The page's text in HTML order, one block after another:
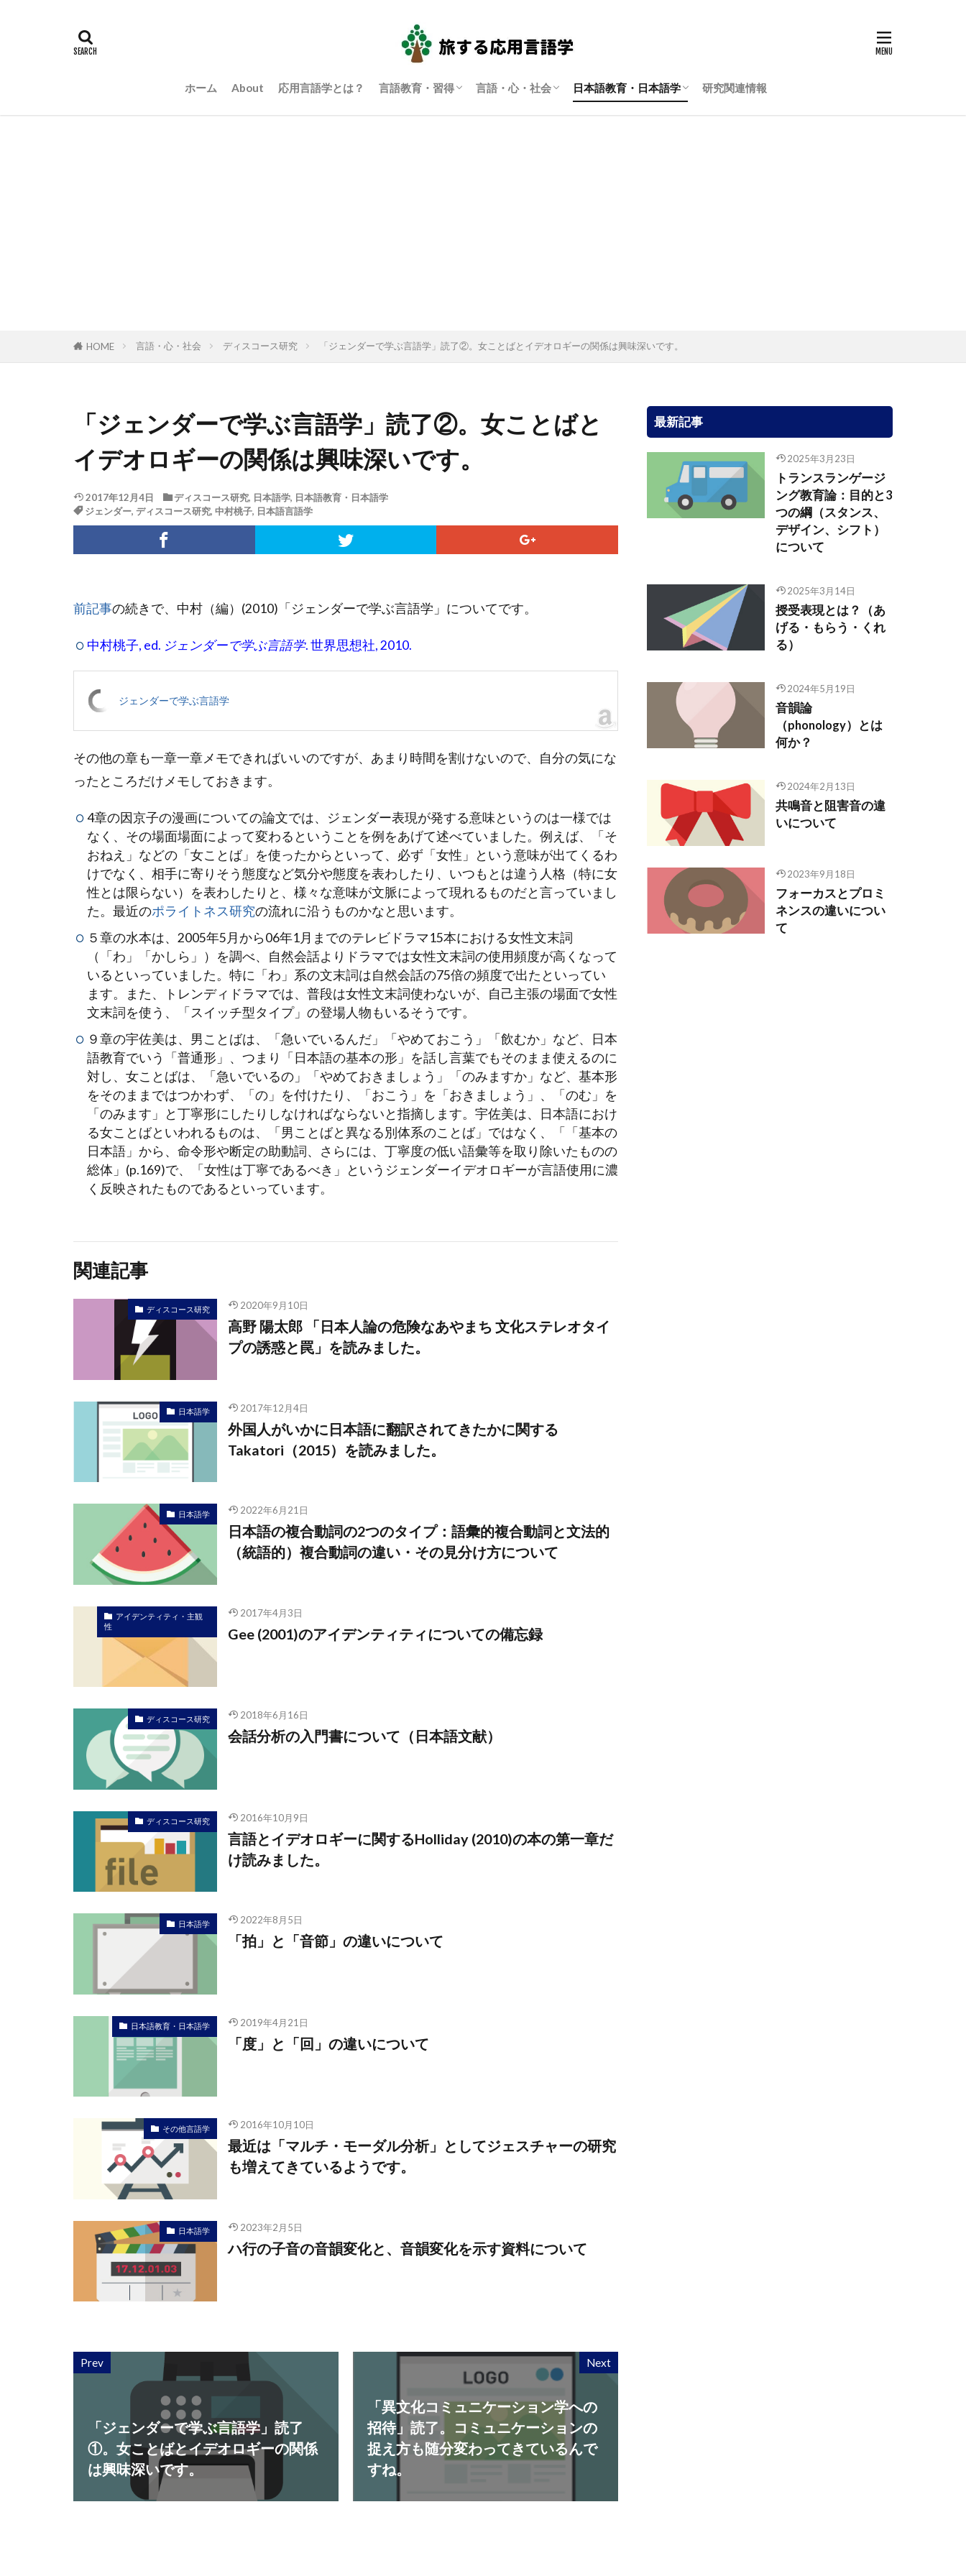
ホーム About 応用言語学とは？ 言語教育・習得 言語・心・社会 日本語教育・日本語学 研究関連情報
HOME 言語・心・社会 ディスコース研究 「ジェンダーで学ぶ言語学」読了②。女ことばとイデオロギーの関係は興味深いです。
「ジェンダーで学ぶ言語学」読了②。女ことばと
イデオロギーの関係は興味深いです。
2017年12月4日 ディスコース研究, 日本語学, 日本語教育・日本語学
ジェンダー, ディスコース研究, 中村桃子, 日本語言語学
前記事の続きで、中村（編）(2010)「ジェンダーで学ぶ言語学」についてです。
中村桃子, ed. ジェンダーで学ぶ言語学. 世界思想社, 2010.
ジェンダーで学ぶ言語学
その他の章も一章一章メモできればいいのですが、あまり時間を割けないので、自分の気にな
ったところだけメモしておきます。
4章の因京子の漫画についての論文では、ジェンダー表現が発する意味というのは一様では
なく、その場面場面によって変わるということを例をあげて述べていました。例えば、「そ
おねえ」などの「女ことば」を使ったからといって、必ず「女性」という意味が出てくるわ
けでなく、相手に寄りそう態度など気分や態度を表わしたり、いつもとは違う人格（特に女
性とは限らない）を表わしたりと、様々な意味が文脈によって現れるものだと言っていまし
た。最近のポライトネス研究の流れに沿うものかなと思います。
５章の水本は、2005年5月から06年1月までのテレビドラマ15本における女性文末詞
（「わ」「かしら」）を調べ、自然会話よりドラマでは女性文末詞の使用頻度が高くなって
いるといっていました。特に「わ」系の文末詞は自然会話の75倍の頻度で出たといってい
ます。また、トレンディドラマでは、普段は女性文末詞使わないが、自己主張の場面で女性
文末詞を使う、「スイッチ型タイプ」の登場人物もいるそうです。
９章の宇佐美は、男ことばは、「急いでいるんだ」「やめておこう」「飲むか」など、日本
語教育でいう「普通形」、つまり「日本語の基本の形」を話し言葉でもそのまま使えるのに
対し、女ことばは、「急いでいるの」「やめておきましょう」「のみますか」など、基本形
をそのままではつかわず、「の」を付けたり、「おこう」を「おきましょう」、「のむ」を
「のみます」と丁寧形にしたりしなければならないと指摘します。宇佐美は、日本語におけ
る女ことばといわれるものは、「男ことばと異なる別体系のことば」ではなく、「「基本の
日本語」から、命令形や断定の助動詞、さらには、丁寧度の低い語彙等を取り除いたものの
総体」(p.169)で、「女性は丁寧であるべき」というジェンダーイデオロギーが言語使用に濃
く反映されたものであるといっています。
関連記事
ディスコース研究 2020年9月10日
高野 陽太郎 「日本人論の危険なあやまち 文化ステレオタイ
プの誘惑と罠」を読みました。
日本語学 2017年12月4日
外国人がいかに日本語に翻訳されてきたかに関する
Takatori（2015）を読みました。
日本語学 2022年6月21日
日本語の複合動詞の2つのタイプ：語彙的複合動詞と文法的
（統語的）複合動詞の違い・その見分け方について
アイデンティティ・主観
性
2017年4月3日
Gee (2001)のアイデンティティについての備忘録
ディスコース研究 2018年6月16日
会話分析の入門書について（日本語文献）
ディスコース研究 2016年10月9日
言語とイデオロギーに関するHolliday (2010)の本の第一章だ
け読みました。
日本語学 2022年8月5日
「拍」と「音節」の違いについて
日本語教育・日本語学 2019年4月21日
「度」と「回」の違いについて
その他言語学 2016年10月10日
最近は「マルチ・モーダル分析」としてジェスチャーの研究
も増えてきているようです。
日本語学 2023年2月5日
ハ行の子音の音韻変化と、音韻変化を示す資料について
Prev
「ジェンダーで学ぶ言語学」読了
①。女ことばとイデオロギーの関係
は興味深いです。
Next
「異文化コミュニケーション学への
招待」読了。コミュニケーションの
捉え方も随分変わってきているんで
すね。
最新記事
2025年3月23日
トランスランゲージ
ング教育論：目的と3
つの綱（スタンス、
デザイン、シフト）
について
2025年3月14日
授受表現とは？（あ
げる・もらう・くれ
る）
2024年5月19日
音韻論
（phonology）とは
何か？
2024年2月13日
共鳴音と阻害音の違
いについて
2023年9月18日
フォーカスとプロミ
ネンスの違いについ
て